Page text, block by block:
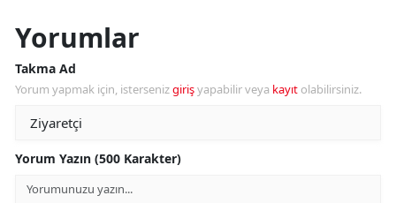
Yorumlar
Takma Ad
Yorum yapmak için, istersenizgirişyapabilir veya kayıt olabilirsiniz.
Yorum Yazın (500 Karakter)